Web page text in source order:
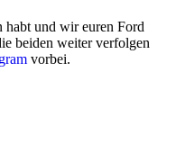
habt und wir euren Ford
beiden weiter verfolgen
vorbei.